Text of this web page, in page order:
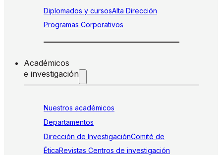
Diplomados y cursosAlta Dirección
Programas Corporativos
Académicos
e investigación
Nuestros académicos
Departamentos
Dirección de InvestigaciónComité de
ÉticaRevistas Centros de investigación